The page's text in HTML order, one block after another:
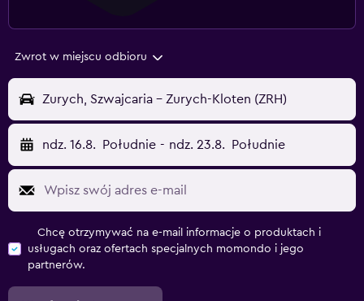
Zwrot w miejscu odbioru
Zurych, Szwajcaria - Zurych-Kloten (ZRH)
ndz. 16.8. Południe - ndz. 23.8. Południe
Chcę otrzymywać na e-mail informacje o produktach i
usługach oraz ofertach specjalnych momondo i jego
partnerów.